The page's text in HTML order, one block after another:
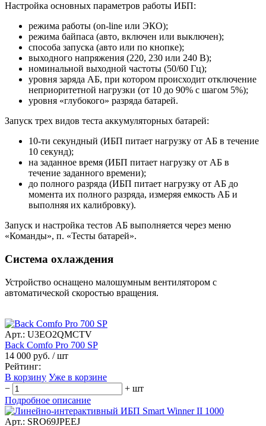
Настройка основных параметров работы ИБП:
режима работы (on-line или ЭКО);
режима байпаса (авто, включен или выключен);
способа запуска (авто или по кнопке);
выходного напряжения (220, 230 или 240 В);
номинальной выходной частоты (50/60 Гц);
уровня заряда АБ, при котором происходит отключение
неприоритетной нагрузки (от 10 до 90% с шагом 5%);
уровня «глубокого» разряда батарей.
Запуск трех видов теста аккумуляторных батарей:
10-ти секундный (ИБП питает нагрузку от АБ в течение
10 секунд);
на заданное время (ИБП питает нагрузку от АБ в
течение заданного времени);
до полного разряда (ИБП питает нагрузку от АБ до
момента их полного разряда, измеряя емкость АБ и
выполняя их калибровку).
Запуск и настройка тестов АБ выполняется через меню
«Команды», п. «Тесты батарей».
Система охлаждения
Устройство оснащено малошумным вентилятором с
автоматической скоростью вращения.
Арт.: U3EO2QMCTV
Back Comfo Pro 700 SP
14 000 руб. / шт
Рейтинг:
В корзину Уже в корзине
−
+ шт
Подробное описание
Арт.: SRO69JPEEJ